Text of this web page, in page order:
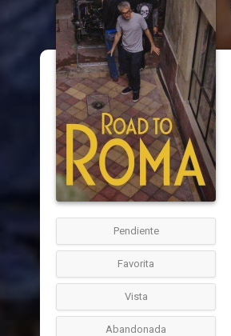
Pendiente
Favorita
Vista
Abandonada